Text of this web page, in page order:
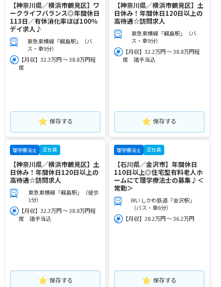
【神奈川県／横浜市鶴見区】ワ
ークライフバランス◎年間休日
113日／有休消化率ほぼ100％
デイ求人♪
東急東横線「綱島駅」（バ
ス・車9分）
【月収】32.3万円 ～ 38.8万円程
度
保存する
【神奈川県／横浜市鶴見区】土
日休み！年間休日120日以上の
高待遇☆訪問求人
東急東横線「綱島駅」（バ
ス・車9分）
【月収】32.2万円 ～ 38.8万円程
度 諸手当込
保存する
理学療法士 正社員
【神奈川県／横浜市鶴見区】土
日休み！年間休日120日以上の
高待遇☆訪問求人
東急東横線「綱島駅」（徒歩
1分）
【月収】32.3万円 ～ 38.8万円程
度 諸手当込
保存する
理学療法士 正社員
【石川県／金沢市】年間休日
110日以上◎住宅型有料老人ホ
ームにて理学療法士の募集♪＜
常勤＞
IRいしかわ鉄道「金沢駅」
（バス・車6分）
【月収】28.2万円 ～ 36.2万円
保存する